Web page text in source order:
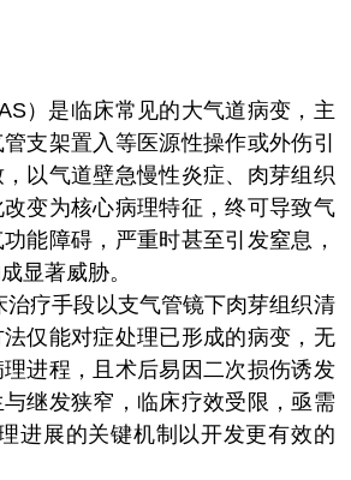
）是临床常见的大气道病变，主
支架置入等医源性操作或外伤引
以气道壁急慢性炎症、肉芽组织
变为核心病理特征，终可导致气
能障碍，严重时甚至引发窒息，
显著威胁。
治疗手段以支气管镜下肉芽组织清
仅能对症处理已形成的病变，无
进程，且术后易因二次损伤诱发
继发狭窄，临床疗效受限，亟需
进展的关键机制以开发更有效的